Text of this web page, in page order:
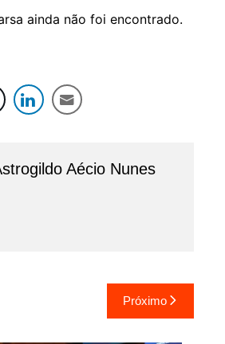
ainda não foi encontrado.
Aécio Nunes
Próximo